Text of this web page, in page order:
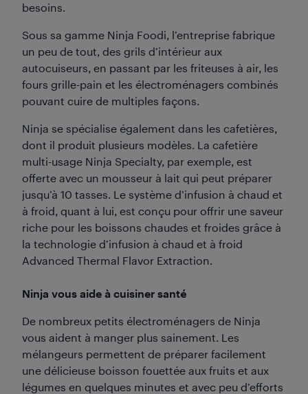
besoins.
Sous sa gamme Ninja Foodi, l’entreprise fabrique
un peu de tout, des grils d’intérieur aux
autocuiseurs, en passant par les friteuses à air, les
fours grille-pain et les électroménagers combinés
pouvant cuire de multiples façons.
Ninja se spécialise également dans les cafetières,
dont il produit plusieurs modèles. La cafetière
multi-usage Ninja Specialty, par exemple, est
offerte avec un mousseur à lait qui peut préparer
jusqu’à 10 tasses. Le système d’infusion à chaud et
à froid, quant à lui, est conçu pour offrir une saveur
riche pour les boissons chaudes et froides grâce à
la technologie d’infusion à chaud et à froid
Advanced Thermal Flavor Extraction.
Ninja vous aide à cuisiner santé
De nombreux petits électroménagers de Ninja
vous aident à manger plus sainement. Les
mélangeurs permettent de préparer facilement
une délicieuse boisson fouettée aux fruits et aux
légumes en quelques minutes et avec peu d’efforts